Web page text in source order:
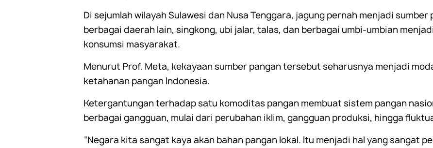
Di sejumlah wilayah Sulawesi dan Nusa Tenggara, jagung pernah menjadi
berbagai daerah lain, singkong, ubi jalar, talas, dan berbagai umbi-umbian
konsumsi masyarakat.
Menurut Prof. Meta, kekayaan sumber pangan tersebut seharusnya menjadi
ketahanan pangan Indonesia.
Ketergantungan terhadap satu komoditas pangan membuat sistem pangan
berbagai gangguan, mulai dari perubahan iklim, gangguan produksi, hingga
“Negara kita sangat kaya akan bahan pangan lokal. Itu menjadi hal yang sangat